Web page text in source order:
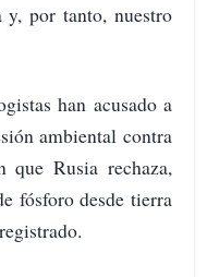
y, por tanto, nuestro
han acusado a
ambiental contra
que Rusia rechaza,
fósforo desde tierra